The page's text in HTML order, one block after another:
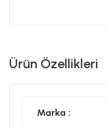
Ürün Özellikleri
Marka :